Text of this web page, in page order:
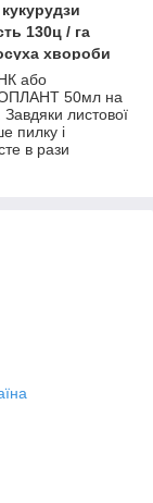
130ц / га
хвороби
моємо всі
або
50мл на
Завдяки листової
пилку і
в рази